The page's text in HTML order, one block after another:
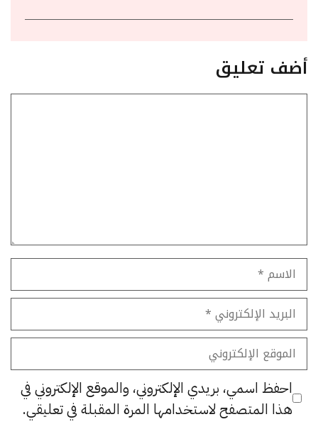
أضف تعليق
الاسم
البريد
الإلكتروني
الموقع
الإلكتروني
احفظ اسمي، بريدي الإلكتروني، والموقع الإلكتروني في
هذا المتصفح لاستخدامها المرة المقبلة في تعليقي.